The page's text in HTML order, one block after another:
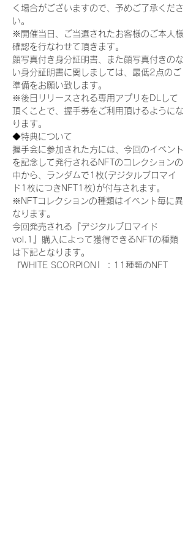
く場合がございますので、予めご了承くださ
い。
※開催当日、ご当選されたお客様のご本人様
確認を行なわせて頂きます。
顔写真付き身分証明書、また顔写真付きのな
い身分証明書に関しましては、最低2点のご
準備をお願い致します。
※後日リリースされる専用アプリをDLして
頂くことで、握手券をご利用頂けるようにな
ります。
◆特典について
握手会に参加された方には、今回のイベント
を記念して発行されるNFTのコレクションの
中から、ランダムで1枚(デジタルブロマイ
ド1枚につきNFT1枚)が付与されます。
※NFTコレクションの種類はイベント毎に異
なります。
今回発売される『デジタルブロマイド
vol.1』購入によって獲得できるNFTの種類
は下記となります。
『WHITE SCORPION』：11種類のNFT